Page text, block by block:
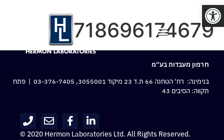
פתח סרגל נגישות
8718696174679
חרמון מעבדות בע“מ
בנימינה: רח‘ הטחנה 66 ת.ד 23 מיקוד 3055001,
03-376-7405 | פתח
תקווה: הסיבים 43
© 2020 Hermon Laboratories Ltd. All Rights Reserved.